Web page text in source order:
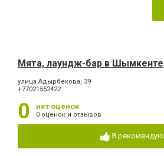
Мята, лаундж-бар в Шымкенте
улица Адырбекова, 39
+77021552422
0 нет оценок
0 оценок и отзывов
Я рекомендую